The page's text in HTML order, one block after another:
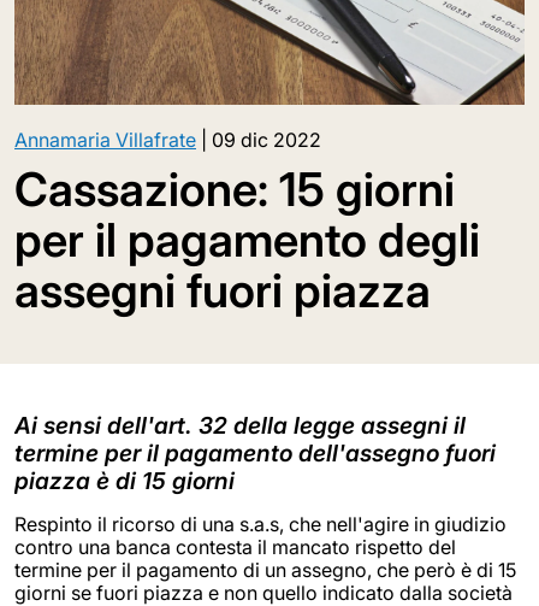
Annamaria Villafrate 09 dic 2022
Cassazione: 15 giorni
per il pagamento degli
assegni fuori piazza
Ai sensi dell'art. 32 della legge assegni il
termine per il pagamento dell'assegno fuori
piazza è di 15 giorni
Respinto il ricorso di una s.a.s, che nell'agire in giudizio
contro una banca contesta il mancato rispetto del
termine per il pagamento di un assegno, che però è di 15
giorni se fuori piazza e non quello indicato dalla società